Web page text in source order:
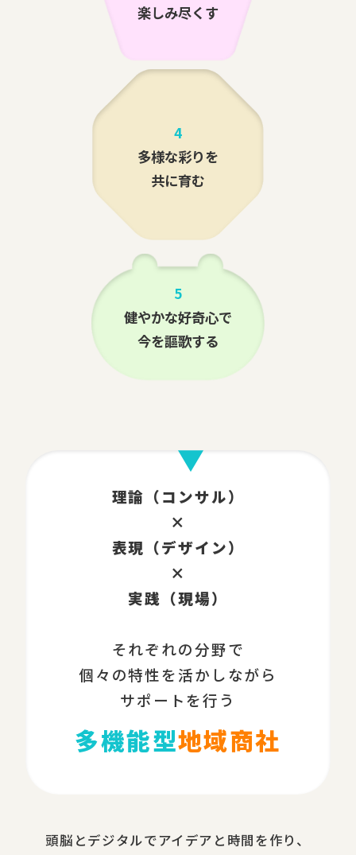
楽しみ尽くす
4
多様な彩りを
共に育む
5
健やかな好奇心で
今を謳歌する
理論（コンサル）
×
表現（デザイン）
×
実践（現場）
それぞれの分野で
個々の特性を活かしながら
サポートを行う
多機能型地域商社
頭脳と​デジタルで​アイデアと​時間を​作り、​